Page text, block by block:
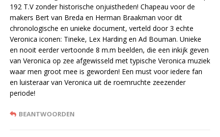
192 T.V zonder historische onjuistheden! Chapeau voor de
makers Bert van Breda en Herman Braakman voor dit
chronologische en unieke document, verteld door 3 echte
Veronica iconen: Tineke, Lex Harding en Ad Bouman. Unieke
en nooit eerder vertoonde 8 m.m beelden, die een inkijk geven
van Veronica op zee afgewisseld met typische Veronica muziek
waar men groot mee is geworden! Een must voor iedere fan
en luisteraar van Veronica uit de roemruchte zeezender
periode!
BEANTWOORDEN